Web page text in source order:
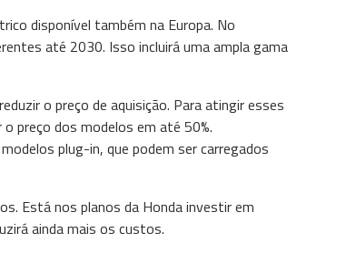
disponível também na Europa. No
até 2030. Isso incluirá uma ampla gama
o preço de aquisição. Para atingir esses
preço dos modelos em até 50%.
plug-in, que podem ser carregados
Está nos planos da Honda investir em
ainda mais os custos.